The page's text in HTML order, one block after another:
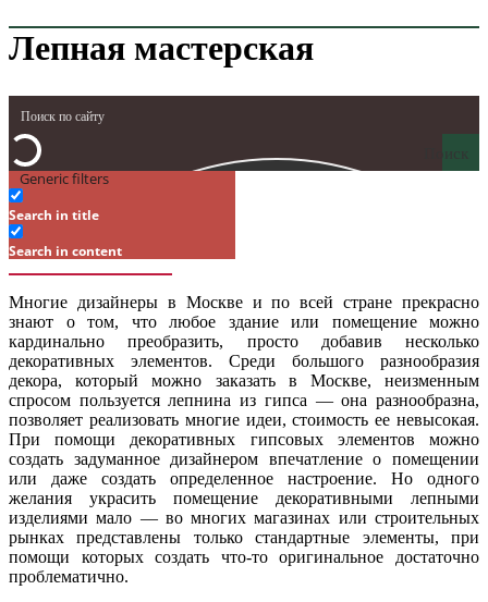
Лепная мастерская
Поиск
Generic filters
Search in title
Search in content
Многие дизайнеры в Москве и по всей стране прекрасно
знают о том, что любое здание или помещение можно
кардинально преобразить, просто добавив несколько
декоративных элементов. Среди большого разнообразия
декора, который можно заказать в Москве, неизменным
спросом пользуется лепнина из гипса — она разнообразна,
позволяет реализовать многие идеи, стоимость ее невысокая.
При помощи декоративных гипсовых элементов можно
создать задуманное дизайнером впечатление о помещении
или даже создать определенное настроение. Но одного
желания украсить помещение декоративными лепными
изделиями мало — во многих магазинах или строительных
рынках представлены только стандартные элементы, при
помощи которых создать что-то оригинальное достаточно
проблематично.